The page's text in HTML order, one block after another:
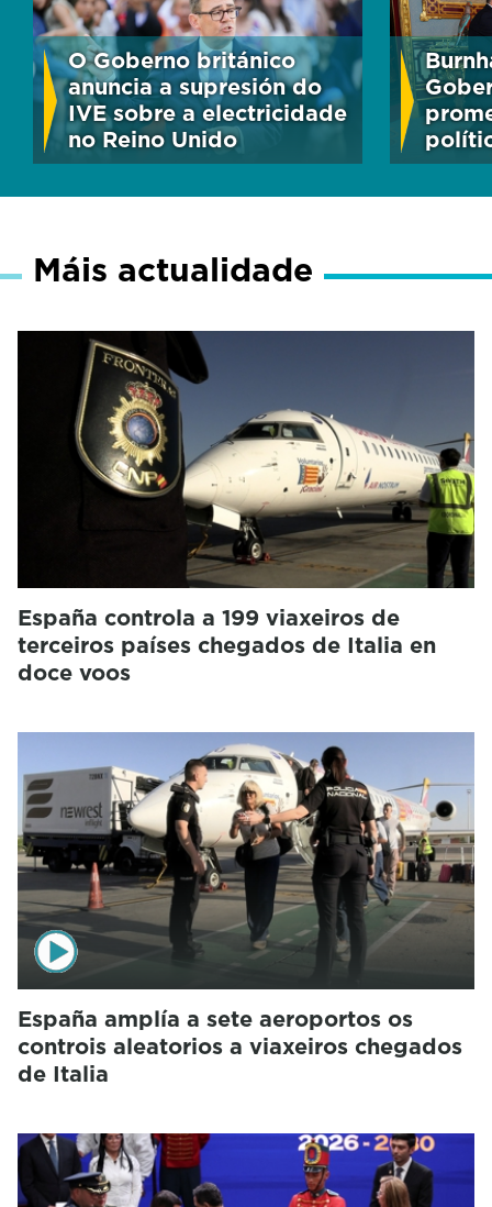
O Goberno británico
anuncia a supresión do
IVE sobre a electricidade
no Reino Unido
Máis actualidade
España controla a 199 viaxeiros de
terceiros países chegados de Italia en
doce voos
España amplía a sete aeroportos os
controis aleatorios a viaxeiros chegados
de Italia